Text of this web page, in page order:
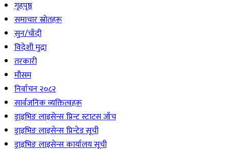
गृहपृष्ठ
समाचार स्रोतहरू
सुन/चाँदी
विदेशी मुद्रा
तरकारी
मौसम
निर्वाचन २०८२
सार्वजनिक व्यक्तित्वहरू
ड्राइभिङ लाइसेन्स प्रिन्ट स्टाटस जाँच
ड्राइभिङ लाइसेन्स प्रिन्टेड सूची
ड्राइभिङ लाइसेन्स कार्यालय सूची